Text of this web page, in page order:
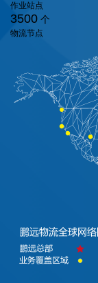
作业站点
3500 个
物流节点